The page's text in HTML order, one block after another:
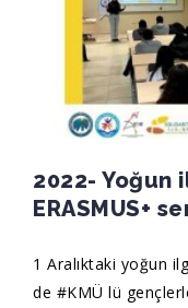
2022-
ERASMUS+
1 Aralıktaki yoğun
de #KMÜ lü